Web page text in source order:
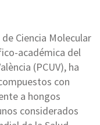
Ciencia Molecular
académica del
(PCUV), ha
con
a hongos
considerados